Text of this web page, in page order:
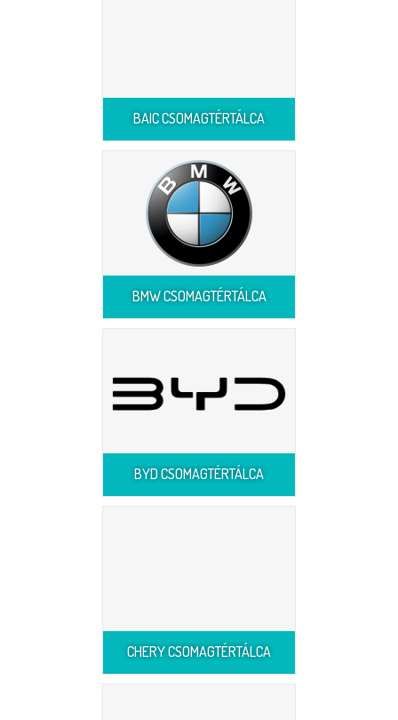
BAIC CSOMAGTÉRTÁLCA
BMW CSOMAGTÉRTÁLCA
BYD CSOMAGTÉRTÁLCA
CHERY CSOMAGTÉRTÁLCA